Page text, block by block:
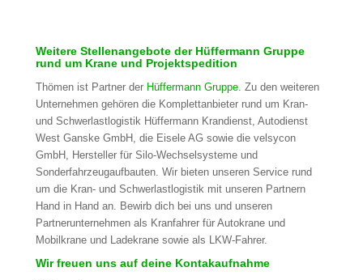
Weitere Stellenangebote der Hüffermann Gruppe
rund um Krane und Projektspedition
Thömen ist Partner der Hüffermann Gruppe. Zu den weiteren
Unternehmen gehören die Komplettanbieter rund um Kran-
und Schwerlastlogistik Hüffermann Krandienst, Autodienst
West Ganske GmbH, die Eisele AG sowie die velsycon
GmbH, Hersteller für Silo-Wechselsysteme und
Sonderfahrzeugaufbauten. Wir bieten unseren Service rund
um die Kran- und Schwerlastlogistik mit unseren Partnern
Hand in Hand an. Bewirb dich bei uns und unseren
Partnerunternehmen als Kranfahrer für Autokrane und
Mobilkrane und Ladekrane sowie als LKW-Fahrer.
Wir freuen uns auf deine Kontakaufnahme